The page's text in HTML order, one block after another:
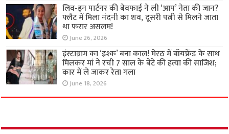
लिव-इन पार्टनर की बेवफाई ने ली ‘आप’ नेता की जान?
फ्लैट में मिला नंदनी का शव, दूसरी पत्नी से मिलने जाता
था फरार असलम!
June 26, 2026
इंस्टाग्राम का ‘इश्क’ बना काल! मेरठ में बॉयफ्रेंड के साथ
मिलकर मां ने रची 7 साल के बेटे की हत्या की साजिश;
कार में ले जाकर रेता गला
June 18, 2026